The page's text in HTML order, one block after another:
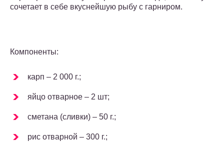
сочетает в себе вкуснейшую рыбу с гарниром.
Компоненты:
карп – 2 000 г.;
яйцо отварное – 2 шт;
сметана (сливки) – 50 г.;
рис отварной – 300 г.;